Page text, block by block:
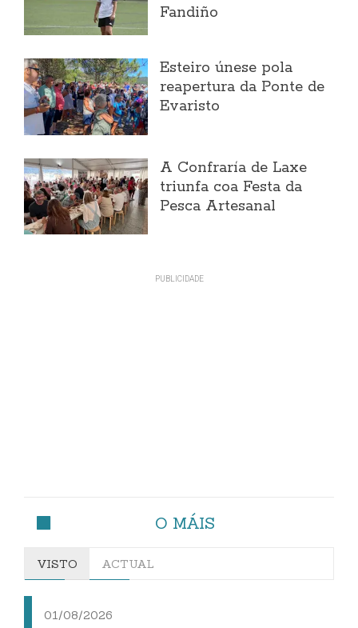
Fandiño
Esteiro únese pola
reapertura da Ponte de
Evaristo
A Confraría de Laxe
triunfa coa Festa da
Pesca Artesanal
O MÁIS
VISTO ACTUAL
01/08/2026